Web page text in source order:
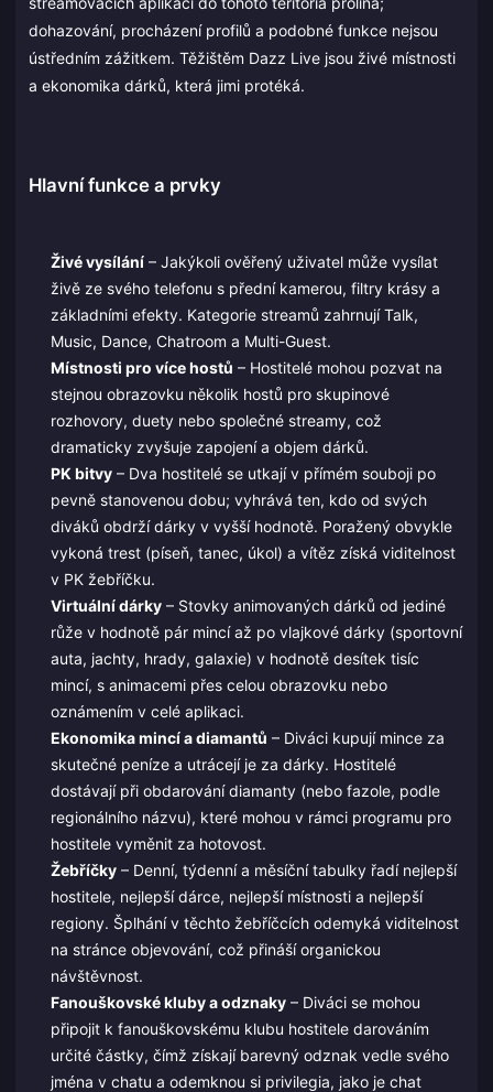
dohazování, procházení profilů a podobné funkce nejsou
ústředním zážitkem. Těžištěm Dazz Live jsou živé místnosti
a ekonomika dárků, která jimi protéká.
Hlavní funkce a prvky
Živé vysílání– Jakýkoli ověřený uživatel může vysílat
živě ze svého telefonu s přední kamerou, filtry krásy a
základními efekty. Kategorie streamů zahrnují Talk,
Music, Dance, Chatroom a Multi-Guest.
Místnosti pro více hostů – Hostitelé mohou pozvat na
stejnou obrazovku několik hostů pro skupinové
rozhovory, duety nebo společné streamy, což
dramaticky zvyšuje zapojení a objem dárků.
PK bitvy– Dva hostitelé se utkají v přímém souboji po
pevně stanovenou dobu; vyhrává ten, kdo od svých
diváků obdrží dárky v vyšší hodnotě. Poražený obvykle
vykoná trest (píseň, tanec, úkol) a vítěz získá viditelnost
v PK žebříčku.
Virtuální dárky– Stovky animovaných dárků od jediné
růže v hodnotě pár mincí až po vlajkové dárky (sportovní
auta, jachty, hrady, galaxie) v hodnotě desítek tisíc
mincí, s animacemi přes celou obrazovku nebo
oznámením v celé aplikaci.
Ekonomika mincí a diamantů – Diváci kupují mince za
skutečné peníze a utrácejí je za dárky. Hostitelé
dostávají při obdarování diamanty (nebo fazole, podle
regionálního názvu), které mohou v rámci programu pro
hostitele vyměnit za hotovost.
Žebříčky– Denní, týdenní a měsíční tabulky řadí nejlepší
hostitele, nejlepší dárce, nejlepší místnosti a nejlepší
regiony. Šplhání v těchto žebříčcích odemyká viditelnost
na stránce objevování, což přináší organickou
návštěvnost.
Fanouškovské kluby a odznaky– Diváci se mohou
připojit k fanouškovskému klubu hostitele darováním
určité částky, čímž získají barevný odznak vedle svého
jména v chatu a odemknou si privilegia, jako je chat